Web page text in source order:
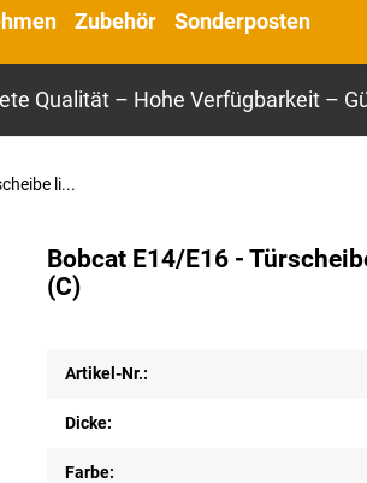
Zubehör Sonderposten
Qualität – Hohe Verfügbarkeit –
li...
Bobcat E14/E16 -
(C)
Artikel-Nr.:
Dicke:
Farbe: